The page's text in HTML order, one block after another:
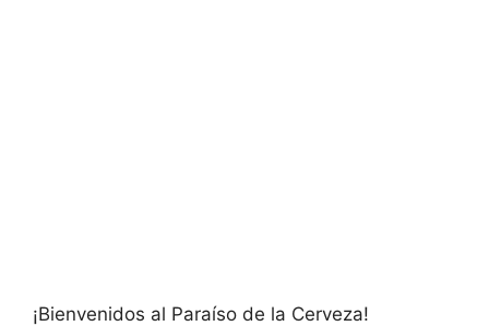
¡Bienvenidos al Paraíso de la Cerveza!